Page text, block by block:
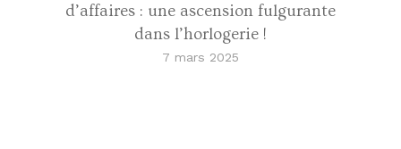
d’affaires : une ascension fulgurante
dans l’horlogerie !
7 mars 2025